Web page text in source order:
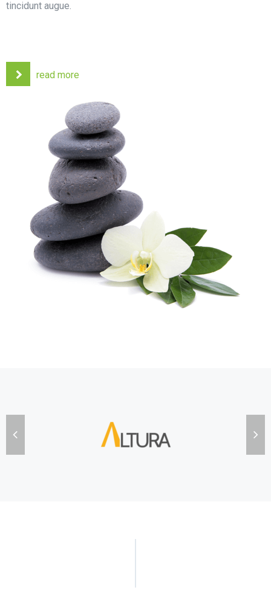
tincidunt augue.
read more